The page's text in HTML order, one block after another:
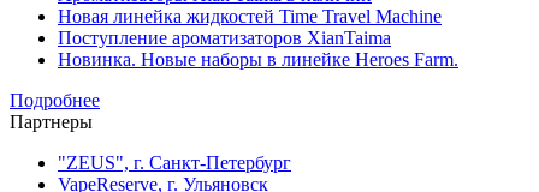
Новая линейка жидкостей Time Travel Machine
Поступление ароматизаторов XianTaima
Новинка. Новые наборы в линейке Heroes Farm.
Подробнее
Партнеры
"ZEUS", г. Санкт-Петербург
VapeReserve, г. Ульяновск